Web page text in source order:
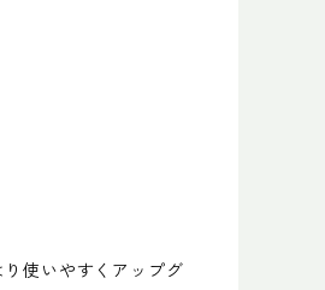
使いやすくアップグ